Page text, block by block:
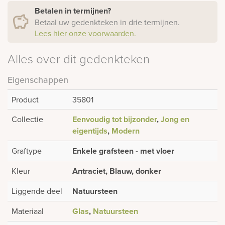
Betalen in termijnen?
Betaal uw gedenkteken in drie termijnen.
Lees hier onze voorwaarden.
Alles over dit gedenkteken
Eigenschappen
Product
35801
Collectie
Eenvoudig tot bijzonder,Jong en
eigentijds, Modern
Graftype Enkele grafsteen - met vloer
Kleur Antraciet, Blauw, donker
Liggende deel Natuursteen
Materiaal Glas, Natuursteen